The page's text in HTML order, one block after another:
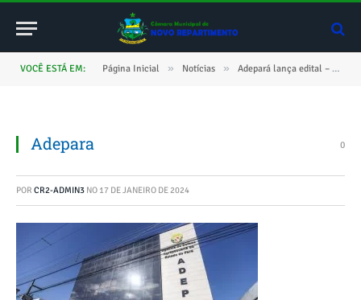
VOCÊ ESTÁ EM: Página Inicial » Notícias » Adepará lança edital – Processo Seletivo – vagas para superior, médio e fundamental
Adepara 0
POR CR2-ADMIN3 NO 17 DE JANEIRO DE 2024